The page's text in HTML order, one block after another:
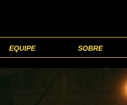
EQUIPE SOBRE